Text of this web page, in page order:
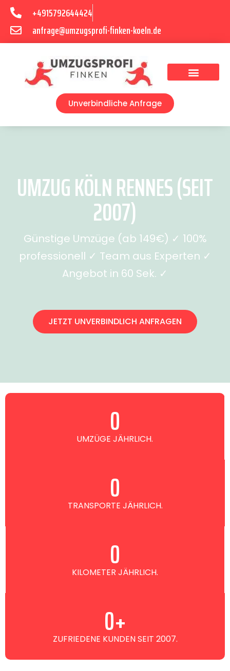
+4915792644424
anfrage@umzugsprofi-finken-koeln.de
Unverbindliche Anfrage
UMZUG KÖLN RENNES (SEIT
2007)
Günstige Umzüge (ab 149€) ✓ 100%
professionell ✓ Team aus Experten ✓
Angebot in 60 Sek. ✓
JETZT UNVERBINDLICH ANFRAGEN
UMZÜGE JÄHRLICH.
0
TRANSPORTE JÄHRLICH.
0
KILOMETER JÄHRLICH.
0
ZUFRIEDENE KUNDEN SEIT 2007.
0+